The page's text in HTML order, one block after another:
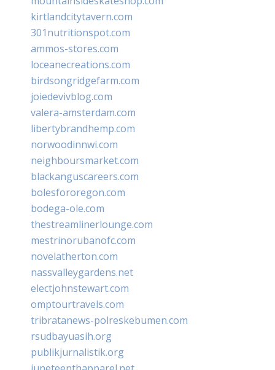
kirtlandcitytavern.com
301nutritionspot.com
ammos-stores.com
loceanecreations.com
birdsongridgefarm.com
joiedevivblog.com
valera-amsterdam.com
libertybrandhemp.com
norwoodinnwi.com
neighboursmarket.com
blackanguscareers.com
bolesfororegon.com
bodega-ole.com
thestreamlinerlounge.com
mestrinorubanofc.com
novelatherton.com
nassvalleygardens.net
electjohnstewart.com
omptourtravels.com
tribratanews-polreskebumen.com
rsudbayuasih.org
publikjurnalistik.org